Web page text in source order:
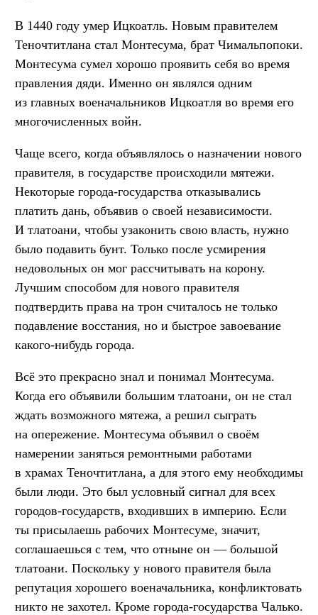
В 1440 году умер Ицкоатль. Новым правителем
Теночтитлана стал Монтесума, брат Чимальпопоки.
Монтесума сумел хорошо проявить себя во время
правления дяди. Именно он являлся одним
из главных военачальников Ицкоатля во время его
многочисленных войн.
Чаще всего, когда объявлялось о назначении нового
правителя, в государстве происходили мятежи.
Некоторые города-государства отказывались
платить дань, объявив о своей независимости.
И тлатоани, чтобы узаконить свою власть, нужно
было подавить бунт. Только после усмирения
недовольных он мог рассчитывать на корону.
Лучшим способом для нового правителя
подтвердить права на трон считалось не только
подавление восстания, но и быстрое завоевание
какого-нибудь города.
Всё это прекрасно знал и понимал Монтесума.
Когда его объявили большим тлатоани, он не стал
ждать возможного мятежа, а решил сыграть
на опережение. Монтесума объявил о своём
намерении заняться ремонтными работами
в храмах Теночтитлана, а для этого ему необходимы
были люди. Это был условный сигнал для всех
городов-государств, входивших в империю. Если
ты присылаешь рабочих Монтесуме, значит,
соглашаешься с тем, что отныне он — большой
тлатоани. Поскольку у нового правителя была
репутация хорошего военачальника, конфликтовать
никто не захотел. Кроме города-государства Чалько.